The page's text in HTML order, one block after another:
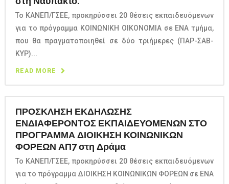
Το ΚΑΝΕΠ/ΓΣΕΕ, προκηρύσσει 20 θέσεις εκπαιδευόμενων
για το πρόγραμμα ΚΟΙΝΩΝΙΚΗ ΟΙΚΟΝΟΜΙΑ σε ΕΝΑ τμήμα,
που θα πραγματοποιηθεί σε δύο τριήμερες (ΠΑΡ-ΣΑΒ-
ΚΥΡ)...
READ MORE
ΠΡΟΣΚΛΗΣΗ ΕΚΔΗΛΩΣΗΣ
ΕΝΔΙΑΦΕΡΟΝΤΟΣ ΕΚΠΑΙΔΕΥΟΜΕΝΩΝ ΣΤΟ
ΠΡΟΓΡΑΜΜΑ ΔΙΟΙΚΗΣΗ ΚΟΙΝΩΝΙΚΩΝ
ΦΟΡΕΩΝ ΑΠ7 στη Δράμα
Το ΚΑΝΕΠ/ΓΣΕΕ, προκηρύσσει 20 θέσεις εκπαιδευόμενων
για το πρόγραμμα ΔΙΟΙΚΗΣΗ ΚΟΙΝΩΝΙΚΩΝ ΦΟΡΕΩΝ σε ΕΝΑ